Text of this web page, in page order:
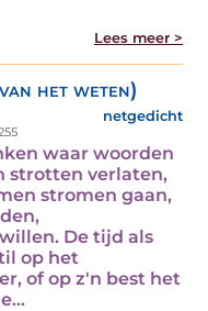
Lees meer >
het weten)
netgedicht
waar woorden
strotten verlaten,
stromen gaan,
De tijd als
op het
of op z'n best het